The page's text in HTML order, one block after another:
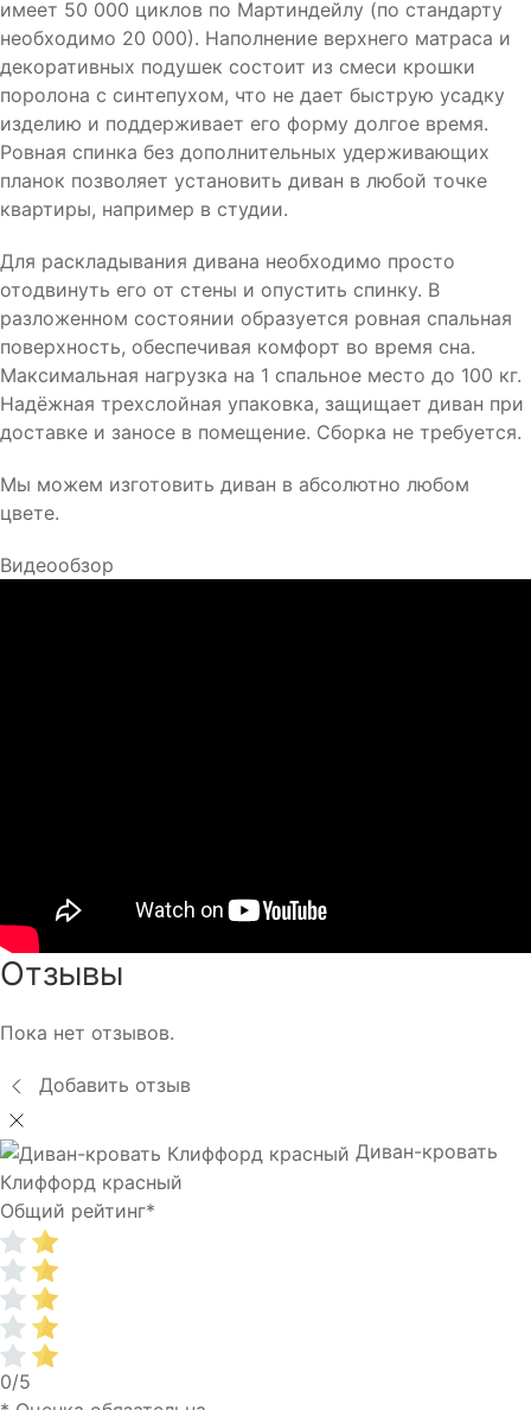
имеет 50 000 циклов по Мартиндейлу (по стандарту
необходимо 20 000). Наполнение верхнего матраса и
декоративных подушек состоит из смеси крошки
поролона с синтепухом, что не дает быструю усадку
изделию и поддерживает его форму долгое время.
Ровная спинка без дополнительных удерживающих
планок позволяет установить диван в любой точке
квартиры, например в студии.
Для раскладывания дивана необходимо просто
отодвинуть его от стены и опустить спинку. В
разложенном состоянии образуется ровная спальная
поверхность, обеспечивая комфорт во время сна.
Максимальная нагрузка на 1 спальное место до 100 кг.
Надёжная трехслойная упаковка, защищает диван при
доставке и заносе в помещение. Сборка не требуется.
Мы можем изготовить диван в абсолютно любом
цвете.
Видеообзор
Отзывы
Пока нет отзывов.
Добавить отзыв
Диван-кровать
Клиффорд красный
Общий рейтинг*
0/5